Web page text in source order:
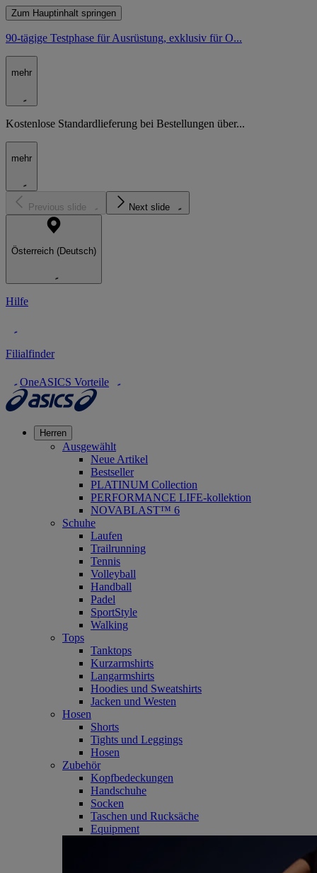
Zum Hauptinhalt springen
90-tägige Testphase für Ausrüstung, exklusiv für O...
mehr
Kostenlose Standardlieferung bei Bestellungen über...
mehr
Previous slide Next slide
Österreich (Deutsch)
Hilfe
Filialfinder
OneASICS Vorteile
Herren
Ausgewählt
Neue Artikel
Bestseller
PLATINUM Collection
PERFORMANCE LIFE-kollektion
NOVABLAST™ 6
Schuhe
Laufen
Trailrunning
Tennis
Volleyball
Handball
Padel
SportStyle
Walking
Tops
Tanktops
Kurzarmshirts
Langarmshirts
Hoodies und Sweatshirts
Jacken und Westen
Hosen
Shorts
Tights und Leggings
Hosen
Zubehör
Kopfbedeckungen
Handschuhe
Socken
Taschen und Rucksäche
Equipment